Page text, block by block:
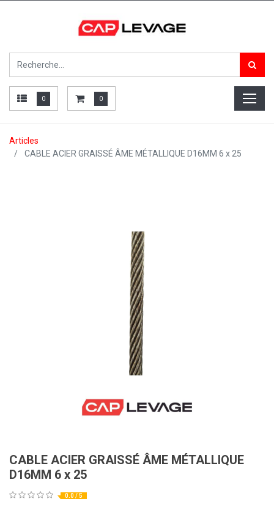
0 0
Articles
CABLE ACIER GRAISSÉ ÂME MÉTALLIQUE D16MM 6 x 25
CABLE ACIER GRAISSÉ ÂME MÉTALLIQUE
D16MM 6 x 25
0.0 / 5